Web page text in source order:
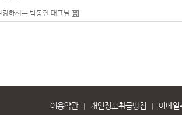
하시는 박동진 대표님
이용약관 개인정보취급방침 이메일